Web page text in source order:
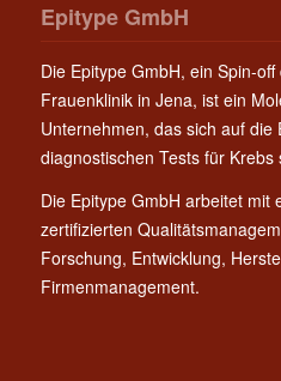
Epitype GmbH
Die Epitype GmbH, ein Spin-
Frauenklinik in Jena, ist ein
Unternehmen, das sich auf die
diagnostischen Tests für Krebs
Die Epitype GmbH arbeitet mit
zertifizierten
Forschung, Entwicklung,
Firmenmanagement.